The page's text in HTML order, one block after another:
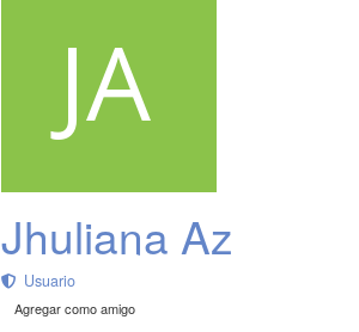
Jhuliana Az
Usuario
Agregar como amigo